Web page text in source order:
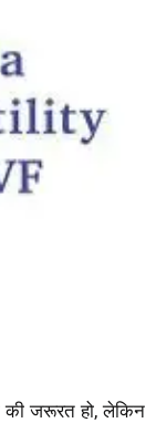
की जरूरत हो, लेकिन